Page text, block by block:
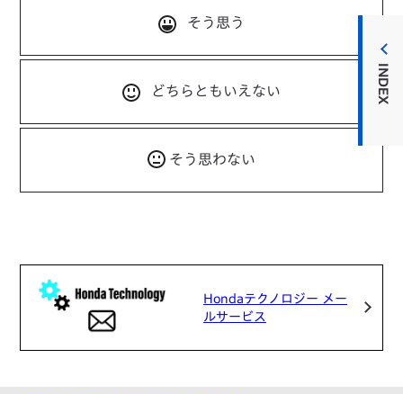
INDEX
そう思う
どちらともいえない
そう思わない
Hondaテクノロジー メー
ルサービス